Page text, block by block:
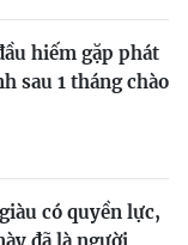
hiếm gặp phát
sau 1 tháng chào
có quyền lực,
đã là người